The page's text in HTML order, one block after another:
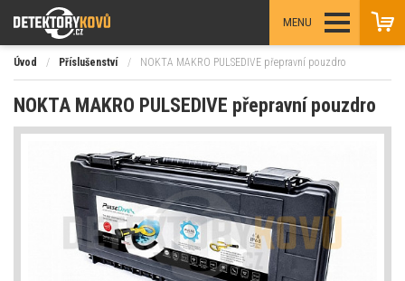
MENU
Úvod / Příslušenství / NOKTA MAKRO PULSEDIVE přepravní pouzdro
NOKTA MAKRO PULSEDIVE přepravní pouzdro